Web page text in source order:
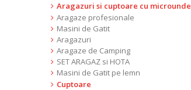
Aragazuri si cuptoare cu microunde
Aragaze profesionale
Masini de Gatit
Aragazuri
Aragaze de Camping
SET ARAGAZ si HOTA
Masini de Gatit pe lemn
Cuptoare